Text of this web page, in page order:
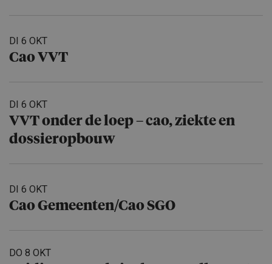
DI 6 OKT
Cao VVT
DI 6 OKT
VVT onder de loep – cao, ziekte en
dossierop­bouw
DI 6 OKT
Cao Gemeenten/​Cao SGO
DO 8 OKT